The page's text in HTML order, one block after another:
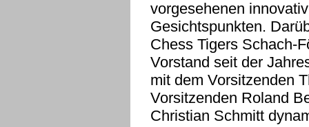
vorgesehenen
Gesichtspunkten.
Chess Tigers Schach-
Vorstand seit der
mit dem Vorsitzenden
Vorsitzenden Roland
Christian Schmitt